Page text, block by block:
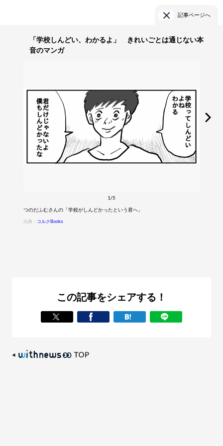
記事ページへ
「学校しんどい、わかるよ」 きれいごとは通じない本
音のマンガ
1/5
つのだふむさんの「学校がしんどかったという君へ」
出典： コルクBooks
この記事をシェアする！